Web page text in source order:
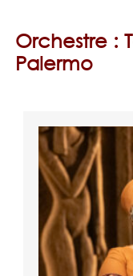
Orchestre :
Palermo